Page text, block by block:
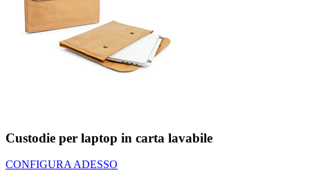
Custodie per laptop in carta lavabile
CONFIGURA ADESSO